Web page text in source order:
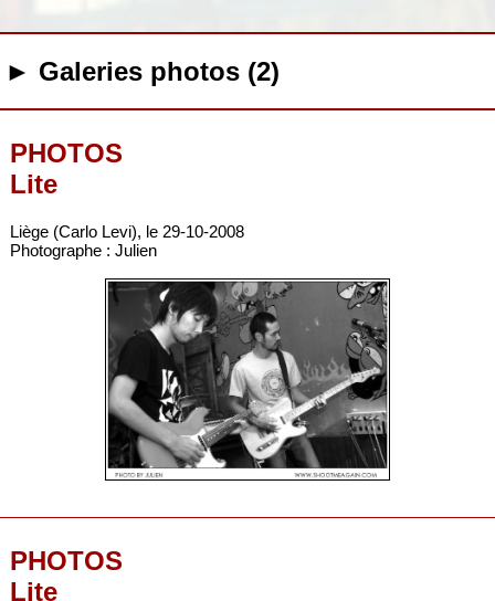
► Galeries photos (2)
PHOTOS
Lite
Liège (Carlo Levi), le 29-10-2008
Photographe : Julien
PHOTOS
Lite